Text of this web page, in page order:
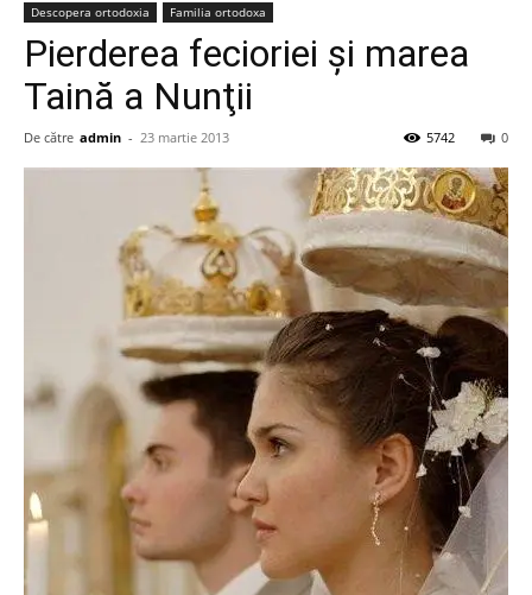
Descopera ortodoxia Familia ortodoxa
Pierderea fecioriei şi marea
Taină a Nunţii
De către admin - 23 martie 2013 0
5742